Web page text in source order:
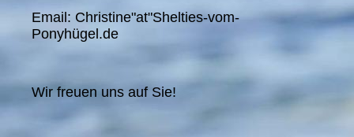
Email: Christine"at"Shelties-vom-
Ponyhügel.de
Wir freuen uns auf Sie!